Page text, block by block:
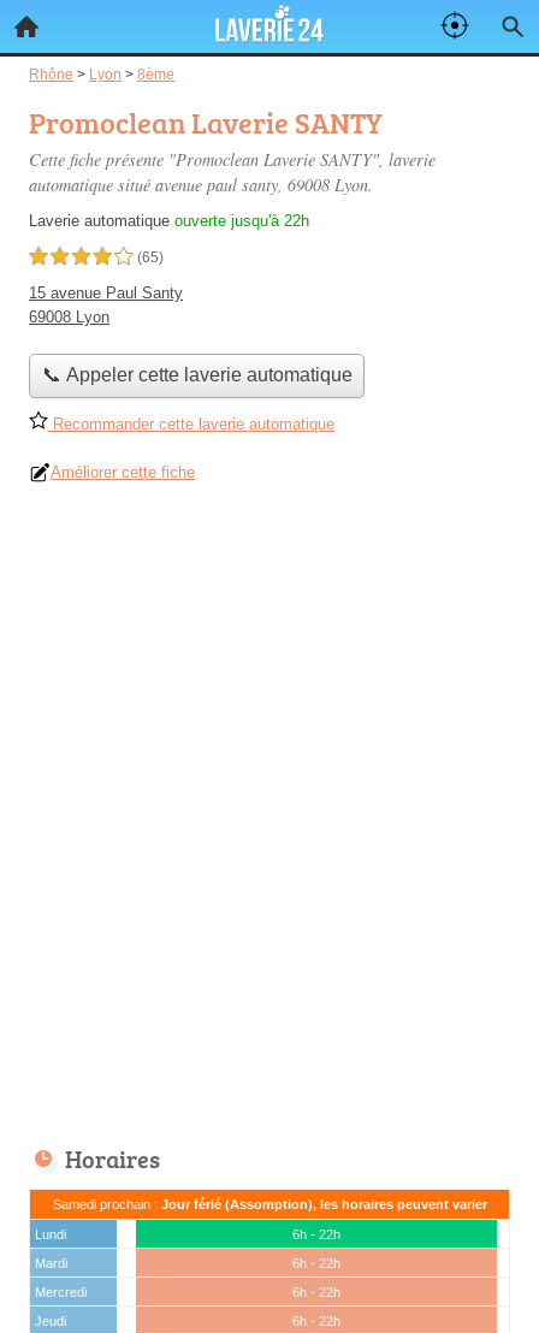
Rhône > Lyon > 8ème
Promoclean Laverie SANTY
Cette fiche présente "Promoclean Laverie SANTY", laverie
automatique situé avenue paul santy, 69008 Lyon.
Laverie automatique ouverte jusqu'à 22h
4,0 étoiles sur 5 (65)
15 avenue Paul Santy
69008 Lyon
📞 Appeler cette laverie automatique
Recommander cette laverie automatique
Améliorer cette fiche
Horaires
Samedi prochain : Jour férié (Assomption), les horaires peuvent varier
Lundi
6h - 22h
Mardi
6h - 22h
Mercredi
6h - 22h
Jeudi
6h - 22h